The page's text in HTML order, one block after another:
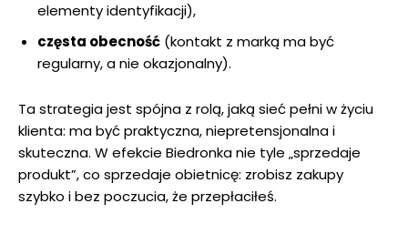
elementy identyfikacji),
częsta obecność (kontakt z marką ma być
regularny, a nie okazjonalny).
Ta strategia jest spójna z rolą, jaką sieć pełni w życiu
klienta: ma być praktyczna, niepretensjonalna i
skuteczna. W efekcie Biedronka nie tyle „sprzedaje
produkt”, co sprzedaje obietnicę: zrobisz zakupy
szybko i bez poczucia, że przepłaciłeś.